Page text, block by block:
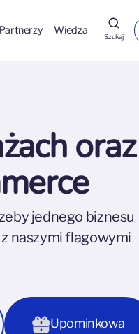
Partnerzy Wiedza
Szukaj
oraz
jednego biznesu
naszymi flagowymi
Upominkowa